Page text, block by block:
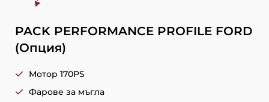
PACK PERFORMANCE PROFILE FORD
(Опция)
Мотор 170PS
Фарове за мъгла